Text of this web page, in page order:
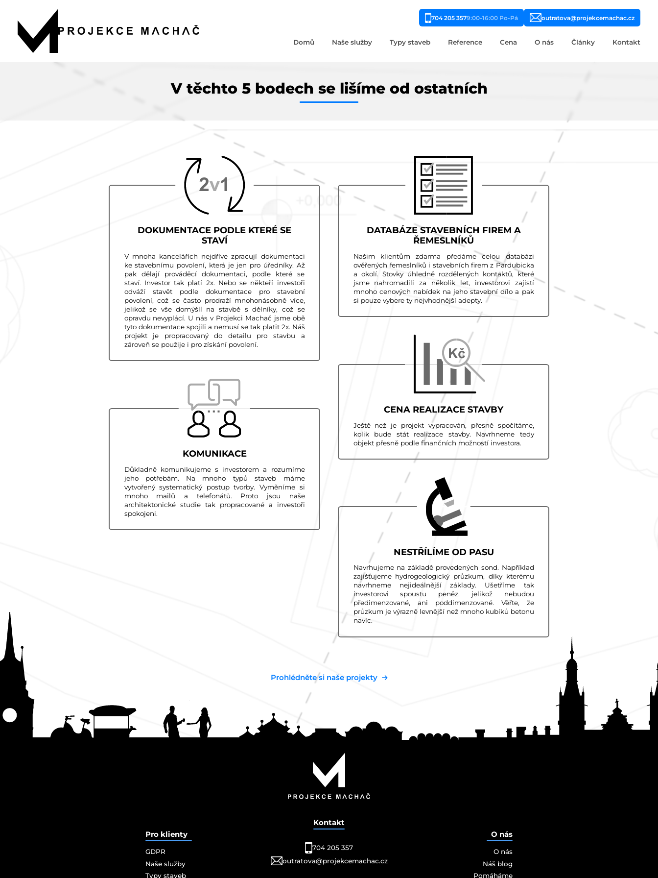
704 205 3579:00-16:00 Po-Pá outratova@projekcemachac.cz
Domů Naše služby Typy staveb Reference Cena O nás Články Kontakt
V těchto 5 bodech se lišíme od ostatních
DOKUMENTACE PODLE KTERÉ SE
STAVÍ
V mnoha kancelářích nejdříve zpracují dokumentaci
ke stavebnímu povolení, která je jen pro úředníky. Až
pak dělají prováděcí dokumentaci, podle které se
staví. Investor tak platí 2x. Nebo se někteří investoři
odváží stavět podle dokumentace pro stavební
povolení, což se často prodraží mnohonásobně více,
jelikož se vše domýšlí na stavbě s dělníky, což se
opravdu nevyplácí. U nás v Projekci Machač jsme obě
tyto dokumentace spojili a nemusí se tak platit 2x. Náš
projekt je propracovaný do detailu pro stavbu a
zároveň se použije i pro získání povolení.
DATABÁZE STAVEBNÍCH FIREM A
ŘEMESLNÍKŮ
Našim klientům zdarma předáme celou databázi
ověřených řemeslníků i stavebních firem z Pardubicka
a okolí. Stovky úhledně rozdělených kontaktů, které
jsme nahromadili za několik let, investorovi zajistí
mnoho cenových nabídek na jeho stavební dílo a pak
si pouze vybere ty nejvhodnější adepty.
CENA REALIZACE STAVBY
Ještě než je projekt vypracován, přesně spočítáme,
kolik bude stát realizace stavby. Navrhneme tedy
objekt přesně podle finančních možností investora.
KOMUNIKACE
Důkladně komunikujeme s investorem a rozumíme
jeho potřebám. Na mnoho typů staveb máme
vytvořený systematický postup tvorby. Vyměníme si
mnoho mailů a telefonátů. Proto jsou naše
architektonické studie tak propracované a investoři
spokojeni.
NESTŘÍLÍME OD PASU
Navrhujeme na základě provedených sond. Například
zajišťujeme hydrogeologický průzkum, díky kterému
navrhneme nejideálnější základy. Ušetříme tak
investorovi spoustu peněz, jelikož nebudou
předimenzované, ani poddimenzované. Věřte, že
průzkum je výrazně levnější než mnoho kubíků betonu
navíc.
Prohlédněte si naše projekty
Pro klienty
GDPR
Naše služby
Typy staveb
Kontakt
704 205 357
outratova@projekcemachac.cz
O nás
O nás
Náš blog
Pomáháme